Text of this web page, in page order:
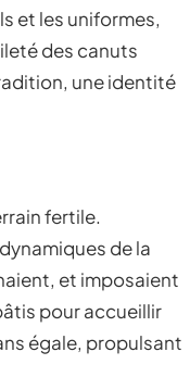
et les uniformes,
des canuts
une identité
fertile.
de la
et imposaient
pour accueillir
égale, propulsant